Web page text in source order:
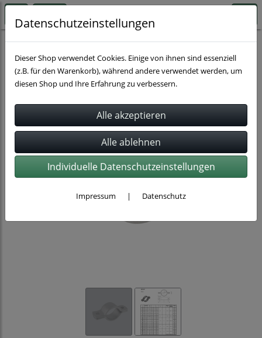
Rohrbefestigung Rohrschellen
Datenschutzeinstellungen
Dieser Shop verwendet Cookies. Einige von ihnen sind essenziell
(z.B. für den Warenkorb), während andere verwendet werden, um
diesen Shop und Ihre Erfahrung zu verbessern.
Individuelle Datenschutzeinstellungen
Impressum | Datenschutz